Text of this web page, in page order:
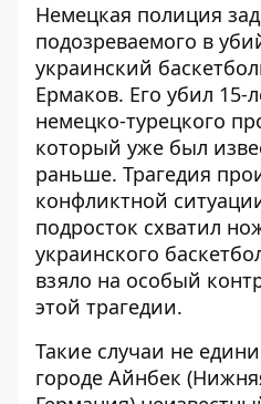
Немецкая полиция
подозреваемого в
украинский
Ермаков. Его убил
немецко-турецкого
который уже был
раньше. Трагедия
конфликтной
подросток схватил
украинского
взяло на особый
этой трагедии.
Такие случаи не
городе Айнбек